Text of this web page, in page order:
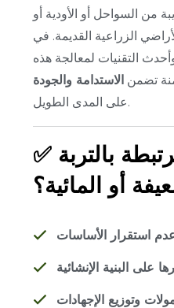
من السواحل أو الأودية أو
التقنيات لمعالجة هذه
تضمن الاستدامة والجودة
على المدى الطويل.
✅ بالتربة
أو المائية؟
استقرار الأساسات
على البنية الإنشائية
وتوزيع الإجهادات